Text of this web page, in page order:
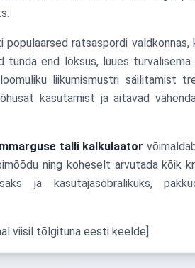
populaarsed ratsaspordi valdkonnas,
tunda end lõksus, luues
liikumismustri säilitamist
kasutamist ja aitavad
talli kalkulaator
ning koheselt arvutada kõik
ja kasutajasõbralikuks,
viisil tõlgituna eesti keelde]